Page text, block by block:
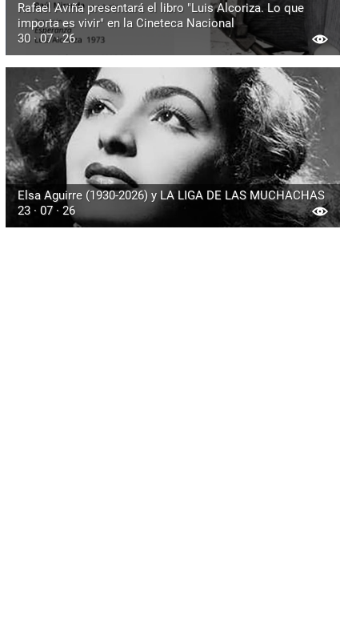
Rafael Aviña presentará el libro "Luis Alcoriza. Lo que
importa es vivir" en la Cineteca Nacional
30 · 07 · 26
Elsa Aguirre (1930-2026) y LA LIGA DE LAS MUCHACHAS
23 · 07 · 26